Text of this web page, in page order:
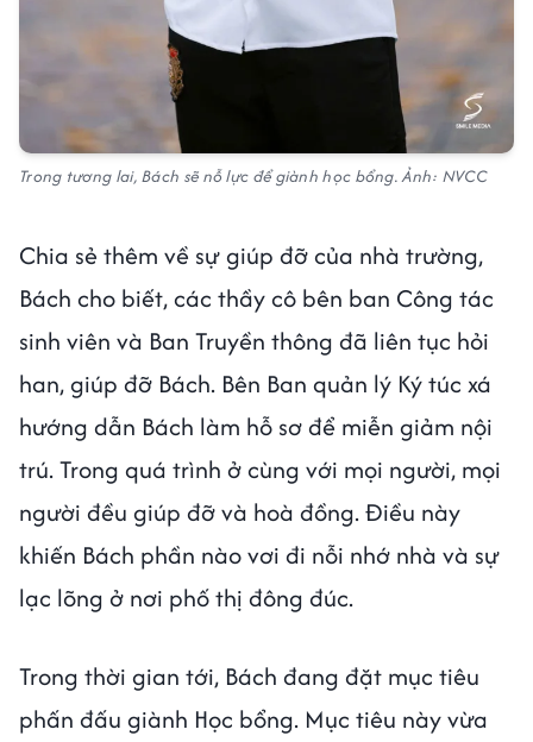
Trong tương lai, Bách sẽ nỗ lực để giành học bổng. Ảnh: NVCC
Chia sẻ thêm về sự giúp đỡ của nhà trường,
Bách cho biết, các thầy cô bên ban Công tác
sinh viên và Ban Truyền thông đã liên tục hỏi
han, giúp đỡ Bách. Bên Ban quản lý Ký túc xá
hướng dẫn Bách làm hỗ sơ để miễn giảm nội
trú. Trong quá trình ở cùng với mọi người, mọi
người đều giúp đỡ và hoà đồng. Điều này
khiến Bách phần nào vơi đi nỗi nhớ nhà và sự
lạc lõng ở nơi phố thị đông đúc.
Trong thời gian tới, Bách đang đặt mục tiêu
phấn đấu giành Học bổng. Mục tiêu này vừa